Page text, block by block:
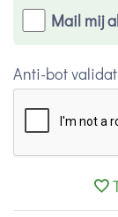
Mail mij
Anti-bot